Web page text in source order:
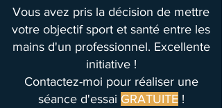
Vous avez pris la décision de mettre
votre objectif sport et santé entre les
mains d'un professionnel. Excellente
initiative !
Contactez-moi pour réaliser une
séance d'essai GRATUITE!